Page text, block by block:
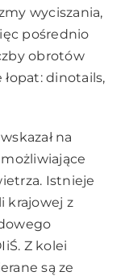
wyciszania,
pośrednio
obrotów
dinotails,
wskazał na
Istnieje
krajowej z
Z kolei
są ze